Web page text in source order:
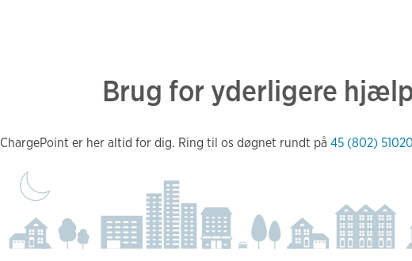
Brug for yderligere
ChargePoint er her altid for dig. Ring til os døgnet rundt på45 (802) 51020